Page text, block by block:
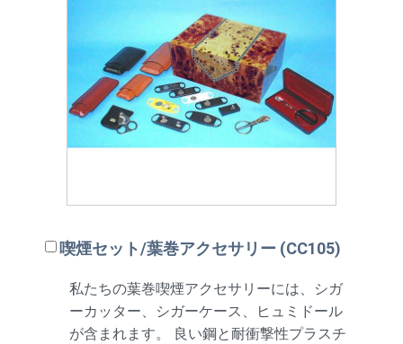
喫煙セット/葉巻アクセサリー (CC105)
私たちの葉巻喫煙アクセサリーには、シガ
ーカッター、シガーケース、ヒュミドール
が含まれます。 良い鋼と耐衝撃性プラスチ